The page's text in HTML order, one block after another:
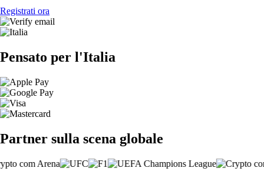
Registrati ora
Pensato per l'Italia
Partner sulla scena globale